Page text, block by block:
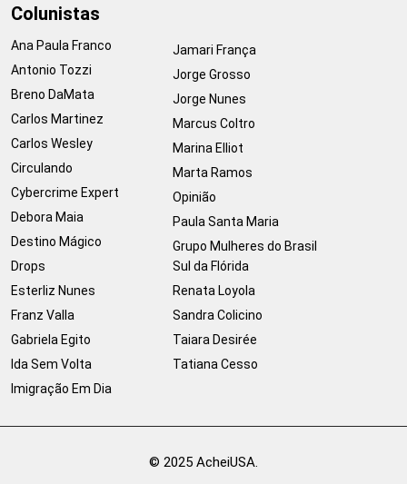
Colunistas
Ana Paula Franco
Antonio Tozzi
Breno DaMata
Carlos Martinez
Carlos Wesley
Circulando
Cybercrime Expert
Debora Maia
Destino Mágico
Drops
Esterliz Nunes
Franz Valla
Gabriela Egito
Ida Sem Volta
Imigração Em Dia
Jamari França
Jorge Grosso
Jorge Nunes
Marcus Coltro
Marina Elliot
Marta Ramos
Opinião
Paula Santa Maria
Grupo Mulheres do Brasil
Sul da Flórida
Renata Loyola
Sandra Colicino
Taiara Desirée
Tatiana Cesso
© 2025 AcheiUSA.